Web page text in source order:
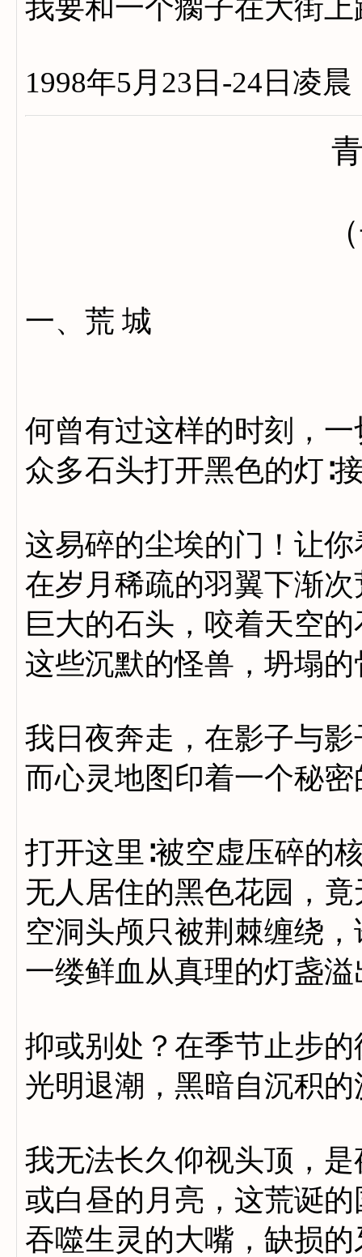
我要和一个瘸子在大街上
1998年5月23日-24日凌晨
一、荒 城
何曾有过这样的时刻，
众多石头打开黑色的灯∶
这易碎的尘埃的门！让
在岁月稀疏的羽翼下渐次
巨大的石头，咬着天空的
这些沉默的怪兽，坍塌
我日夜奔走，在影子与
而心灵地图印着一个秘
打开这里∶被空虚压碎的
无人居住的黑色花园，
空洞头颅只被荆棘缠绕
一缕鲜血从真理的灯盏溢
抑或别处？在季节止步的
光明退潮，黑暗自沉积
我无法长久仰视头顶，
或白昼的月亮，这荒诞的
吞噬生灵的大嘴，缺损的